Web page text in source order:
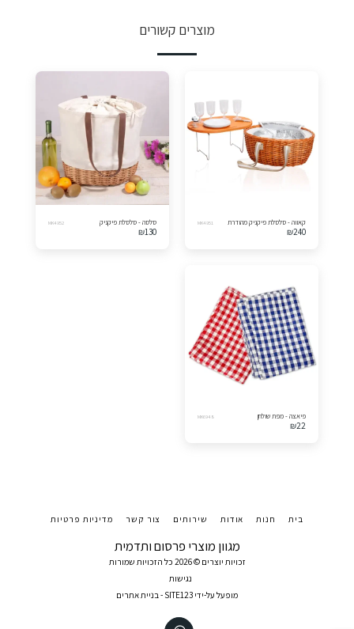
מוצרים קשורים
קאווה - סלסלת פיקניק מהודרת MK4951
₪240
סלסה - סלסלת פיקניק MK4952
₪130
פיאצה - מפת שולחן MK6948
₪22
מגוון מוצרי פרסום ותדמית
זכויות יוצרים © 2026 כל הזכויות שמורות
נגישות
מופעל על-ידי SITE123
-בניית אתרים
בית חנות אודות שירותים צור קשר מדיניות פרטיות